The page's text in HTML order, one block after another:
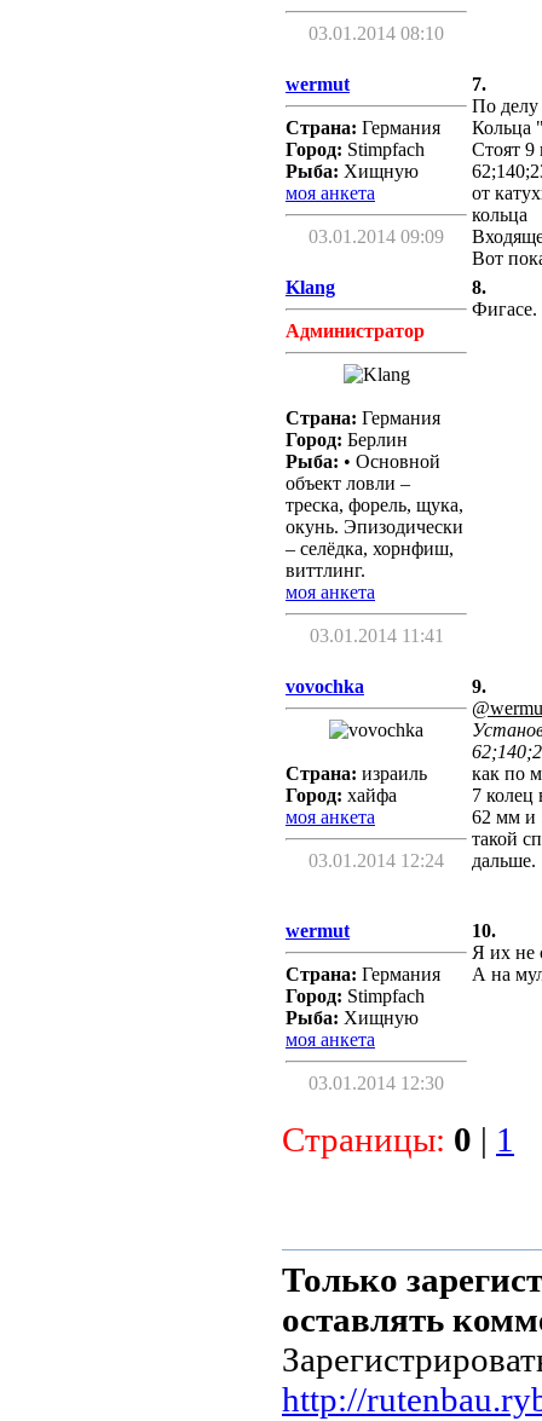
03.01.2014 08:10
wermut
Страна: Германия
Город: Stimpfach
Рыба: Хищную
моя анкета
03.01.2014 09:09
7.
По делу
Кольца
Стоят 9
от
кольца
Вот
Klang
Администратор
Страна: Германия
Город: Берлин
Рыба: • Основной
объект ловли –
треска, форель, щука,
окунь. Эпизодически
– селёдка, хорнфиш,
виттлинг.
моя анкета
03.01.2014 11:41
8.
Фигасе.
vovochka
Страна: израиль
Город: хайфа
моя анкета
03.01.2014 12:24
9.
как по
7 колец
62 мм и
такой
дальше.
wermut
Страна: Германия
Город: Stimpfach
Рыба: Хищную
моя анкета
03.01.2014 12:30
10.
Я их не
А на
Страницы: 0 | 1
Только
оставлять
http://